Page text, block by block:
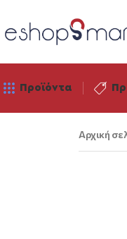
Προϊόντα
Αρχική